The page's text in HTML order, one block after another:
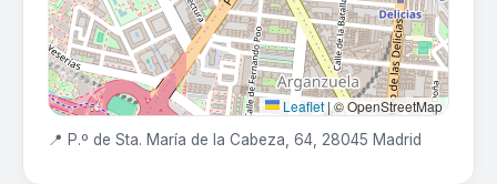
Leaflet | © OpenStreetMap
📍 P.º de Sta. María de la Cabeza, 64, 28045 Madrid